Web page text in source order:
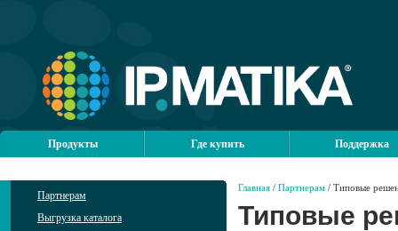
Продукты Где купить Поддержка
Партнерам
Выгрузка каталога
Главная / Партнерам / Типовые
Типовые